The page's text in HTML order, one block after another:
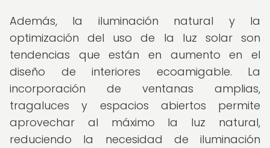
Además, la iluminación natural y la
optimización del uso de la luz solar son
tendencias que están en aumento en el
diseño de interiores ecoamigable. La
incorporación de ventanas amplias,
tragaluces y espacios abiertos permite
aprovechar al máximo la luz natural,
reduciendo la necesidad de iluminación